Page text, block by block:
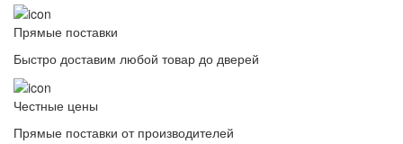
Прямые поставки
Быстро доставим любой товар до дверей
Честные цены
Прямые поставки от производителей